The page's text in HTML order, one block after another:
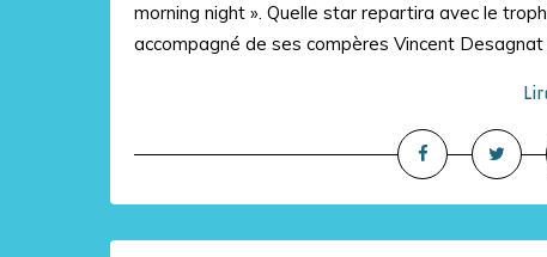
morning night ». Quelle star repartira avec le
accompagné de ses compères Vincent Desagnat